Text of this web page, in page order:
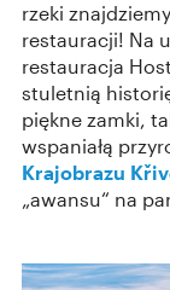
rzeki
restauracji! Na
restauracja
stuletnią
piękne zamki,
wspaniałą
Krajobrazu
„awansu“ na